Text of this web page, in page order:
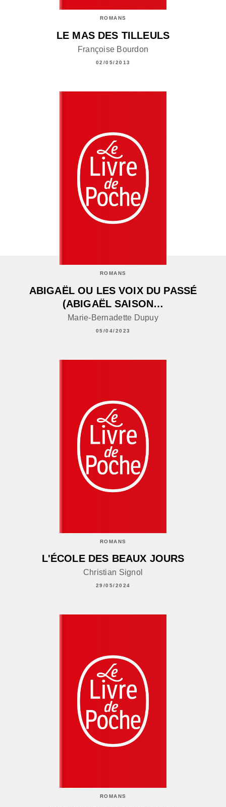
ROMANS
LE MAS DES TILLEULS
Françoise Bourdon
02/05/2013
ROMANS
ABIGAËL OU LES VOIX DU PASSÉ
(ABIGAËL SAISON…
Marie-Bernadette Dupuy
05/04/2023
ROMANS
L'ÉCOLE DES BEAUX JOURS
Christian Signol
29/05/2024
ROMANS